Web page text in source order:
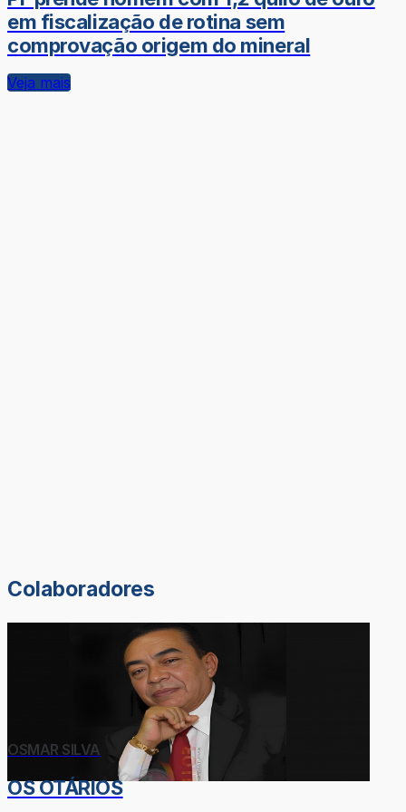
em fiscalização de rotina sem
comprovação origem do mineral
Veja mais
Colaboradores
OSMAR SILVA
OS OTÁRIOS